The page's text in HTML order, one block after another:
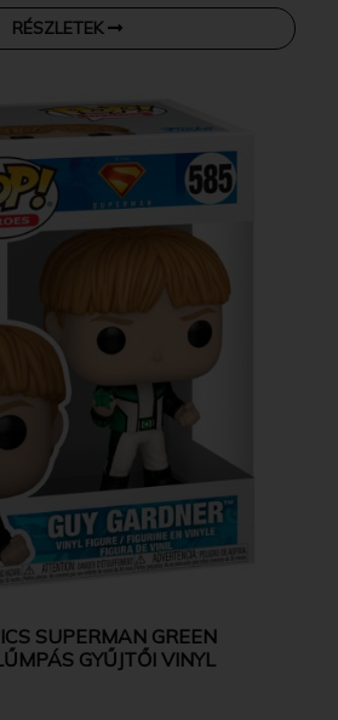
RÉSZLETEK
SUPERMAN GREEN
GYŰJTŐI VINYL